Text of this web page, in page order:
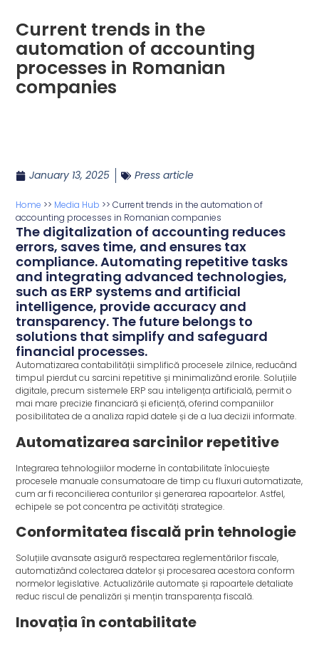
Current trends in the
automation of accounting
processes in Romanian
companies
January 13, 2025 Press article
Home >> Media Hub >>Current trends in the automation of
accounting processes in Romanian companies
The digitalization of accounting reduces
errors, saves time, and ensures tax
compliance. Automating repetitive tasks
and integrating advanced technologies,
such as ERP systems and artificial
intelligence, provide accuracy and
transparency. The future belongs to
solutions that simplify and safeguard
financial processes.
Automatizarea contabilității simplifică procesele zilnice, reducând
timpul pierdut cu sarcini repetitive și minimalizând erorile. Soluțiile
digitale, precum sistemele ERP sau inteligența artificială, permit o
mai mare precizie financiară și eficiență, oferind companiilor
posibilitatea de a analiza rapid datele și de a lua decizii informate.
Automatizarea sarcinilor repetitive
Integrarea tehnologiilor moderne în contabilitate înlocuiește
procesele manuale consumatoare de timp cu fluxuri automatizate,
cum ar fi reconcilierea conturilor și generarea rapoartelor. Astfel,
echipele se pot concentra pe activități strategice.
Conformitatea fiscală prin tehnologie
Soluțiile avansate asigură respectarea reglementărilor fiscale,
automatizând colectarea datelor și procesarea acestora conform
normelor legislative. Actualizările automate și rapoartele detaliate
reduc riscul de penalizări și mențin transparența fiscală.
Inovația în contabilitate